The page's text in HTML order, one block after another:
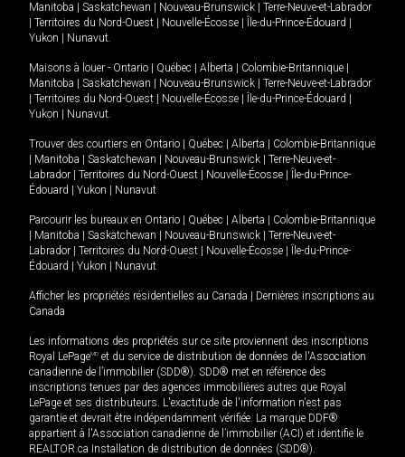
Manitoba
Saskatchewan Nouveau-Brunswick
Terre-Neuve-et-Labrador
Territoires du Nord-Ouest Nouvelle-Écosse Île-du-Prince-Édouard
Yukon
Nunavut.
Maisons à louer - Ontario Québec Alberta Colombie-Britannique
Manitoba
Saskatchewan Nouveau-Brunswick
Terre-Neuve-et-Labrador
Territoires du Nord-Ouest Nouvelle-Écosse Île-du-Prince-Édouard
Yukon
Nunavut.
Trouver des courtiers en Ontario Québec Alberta
Colombie-Britannique
Manitoba Saskatchewan Nouveau-Brunswick
Terre-Neuve-et-
Labrador
Territoires du Nord-Ouest Nouvelle-Écosse
Île-du-Prince-
Édouard
Yukon Nunavut
Parcourir les bureaux en Ontario Québec Alberta
Colombie-Britannique
Manitoba Saskatchewan Nouveau-Brunswick
Terre-Neuve-et-
Labrador
Territoires du Nord-Ouest Nouvelle-Écosse
Île-du-Prince-
Édouard
Yukon Nunavut
Afficher les propriétés résidentielles au Canada
Dernières inscriptions au
Canada
Les informations des propriétés sur ce site proviennent des inscriptions
Royal LePageMD et du service de distribution de données de l'Association
canadienne de l’immobilier (SDD®). SDD® met en référence des
inscriptions tenues par des agences immobilières autres que Royal
LePage et ses distributeurs. L'exactitude de l'information n'est pas
garantie et devrait être indépendamment vérifiée. La marque DDF®
appartient à l'Association canadienne de l’immobilier (ACI) et identifie le
REALTOR.ca Installation de distribution de données (SDD®).